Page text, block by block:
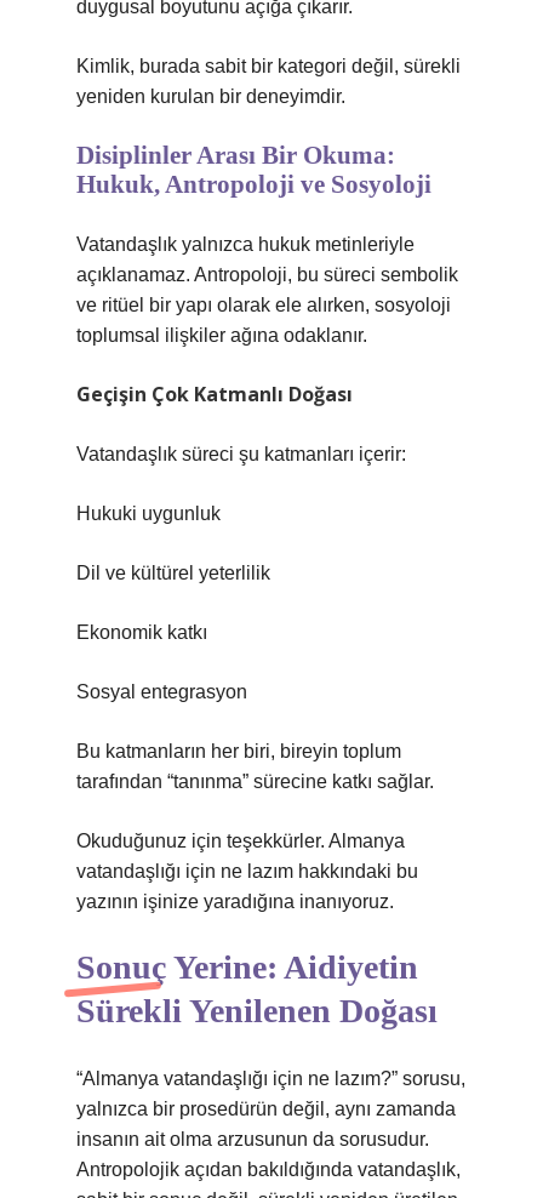
duygusal boyutunu açığa çıkarır.
Kimlik, burada sabit bir kategori değil, sürekli
yeniden kurulan bir deneyimdir.
Disiplinler Arası Bir Okuma:
Hukuk, Antropoloji ve Sosyoloji
Vatandaşlık yalnızca hukuk metinleriyle
açıklanamaz. Antropoloji, bu süreci sembolik
ve ritüel bir yapı olarak ele alırken, sosyoloji
toplumsal ilişkiler ağına odaklanır.
Geçişin Çok Katmanlı Doğası
Vatandaşlık süreci şu katmanları içerir:
Hukuki uygunluk
Dil ve kültürel yeterlilik
Ekonomik katkı
Sosyal entegrasyon
Bu katmanların her biri, bireyin toplum
tarafından “tanınma” sürecine katkı sağlar.
Okuduğunuz için teşekkürler. Almanya
vatandaşlığı için ne lazım hakkındaki bu
yazının işinize yaradığına inanıyoruz.
Sonuç Yerine: Aidiyetin
Sürekli Yenilenen Doğası
“Almanya vatandaşlığı için ne lazım?” sorusu,
yalnızca bir prosedürün değil, aynı zamanda
insanın ait olma arzusunun da sorusudur.
Antropolojik açıdan bakıldığında vatandaşlık,